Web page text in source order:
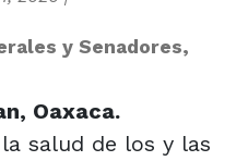
y Senadores,
Oaxaca.
salud de los y las